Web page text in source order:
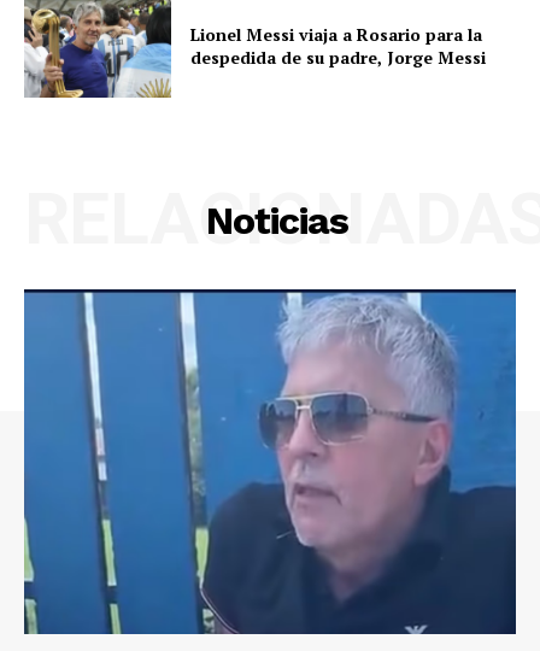
Lionel Messi viaja a Rosario para la
despedida de su padre, Jorge Messi
Noticias